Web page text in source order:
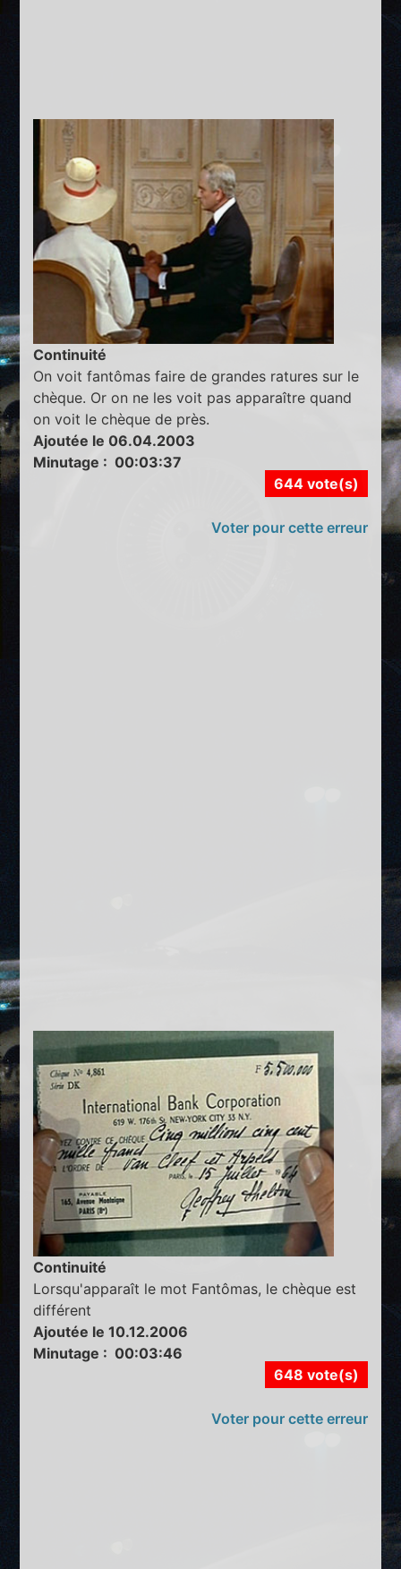
Continuité
On voit fantômas faire de grandes ratures sur le
chèque. Or on ne les voit pas apparaître quand
on voit le chèque de près.
Ajoutée le 06.04.2003
Minutage : 00:03:37
644 vote(s)
Voter pour cette erreur
Continuité
Lorsqu'apparaît le mot Fantômas, le chèque est
différent
Ajoutée le 10.12.2006
Minutage : 00:03:46
648 vote(s)
Voter pour cette erreur